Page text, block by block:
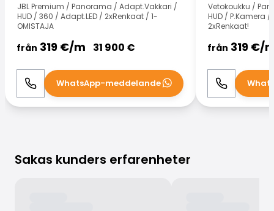
JBL Premium / Panorama / Adapt.Vakkari /
HUD / 360 / Adapt.LED / 2xRenkaat / 1-
OMISTAJA
från 319 €/m 31 900 €
Ring WhatsApp
WhatsApp-meddelande
Vetokoukku /
HUD / P.Kamera /
2xRenkaat!
från 319 €/
Ring
Sakas kunders erfarenheter